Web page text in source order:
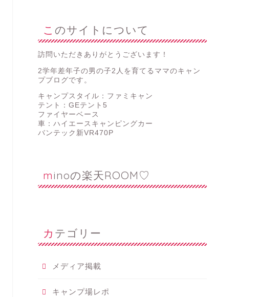
このサイトについて
訪問いただきありがとうございます！
2学年差年子の男の子2人を育てるママのキャン
プブログです。
キャンプスタイル：ファミキャン
テント：GEテント5
ファイヤーベース
車：ハイエースキャンピングカー
バンテック新VR470P
minoの楽天ROOM♡
カテゴリー
メディア掲載
キャンプ場レポ